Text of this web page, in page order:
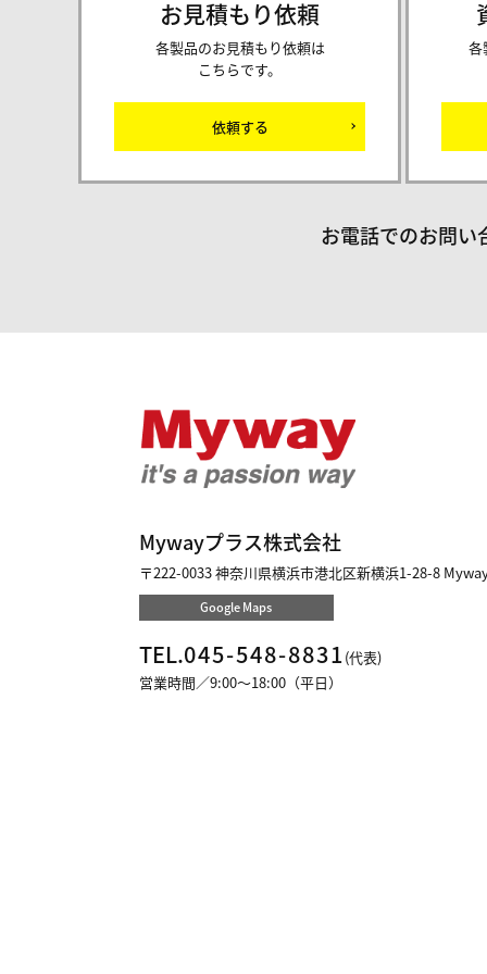
お見積もり依頼
各製品のお見積もり依頼は
こちらです。
依頼する
各
お電話でのお問い
Mywayプラス株式会社
〒222-0033神奈川県横浜市港北区新横浜1-28-8
Google Maps
TEL.045-548-8831(代表)
営業時間／9:00～18:00（平日）